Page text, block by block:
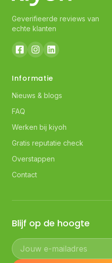
Geverifieerde reviews van
echte klanten
Informatie
Nieuws & blogs
FAQ
Werken bij kiyoh
Gratis reputatie check
Overstappen
Contact
Blijf op de hoogte
Jouw e-mailadres